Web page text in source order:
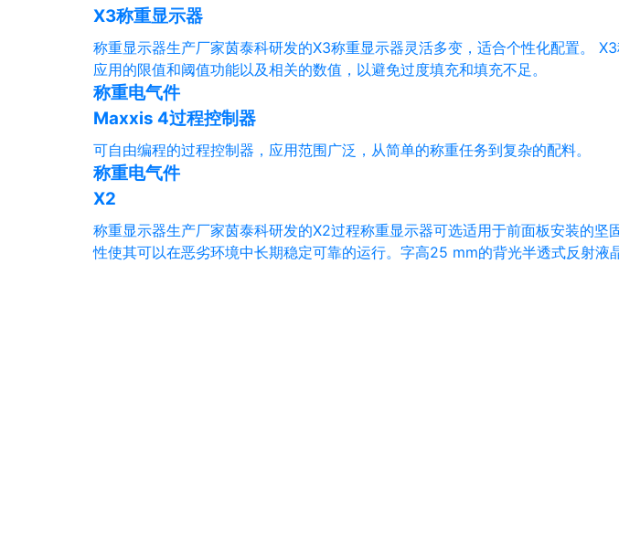
X3称重显示器
称重显示器生产厂家茵泰科研发的X3称重显示器灵活多变，适合个性化配置。
应用的限值和阈值功能以及相关的数值，以避免过度填充和填充不足。
称重电气件
Maxxis 4过程控制器
可自由编程的过程控制器，应用范围广泛，从简单的称重任务到复杂的配料。
称重电气件
X2
称重显示器生产厂家茵泰科研发的X2过程称重显示器可选适用于前面板安装的
性使其可以在恶劣环境中长期稳定可靠的运行。字高25 mm的背光半透式反射液